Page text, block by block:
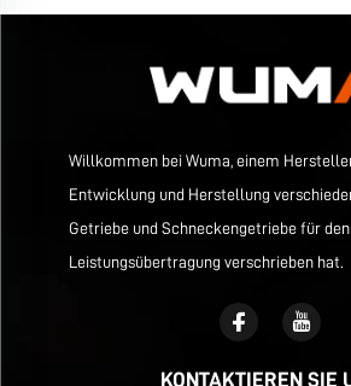
Willkommen bei Wuma, einem
Entwicklung und Herstellung
Getriebe und Schneckengetriebe für
Leistungsübertragung verschrieben hat.
KONTAKTIEREN SIE